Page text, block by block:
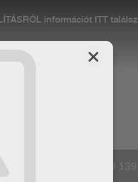
információt ITT találsz
09:00